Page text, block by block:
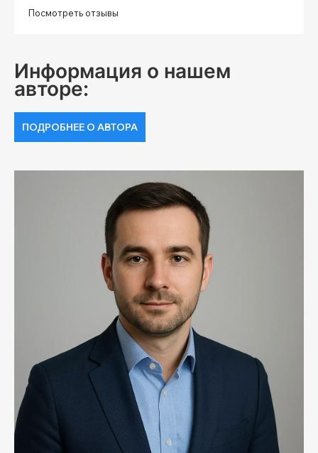
Посмотреть отзывы
Информация о нашем
авторе:
ПОДРОБНЕЕ О АВТОРА